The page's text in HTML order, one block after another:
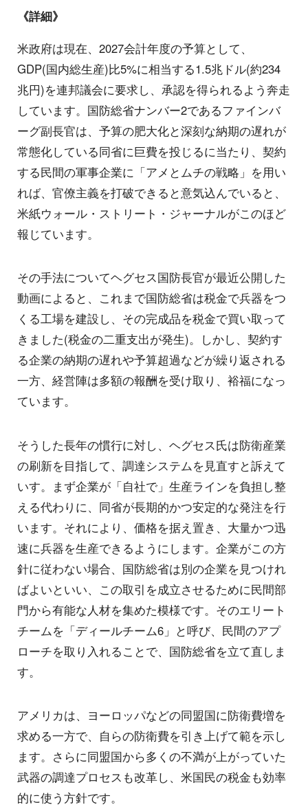
《詳細》
米政府は現在、2027会計年度の予算として、
GDP(国内総生産)比5%に相当する1.5兆ドル(約234
兆円)を連邦議会に要求し、承認を得られるよう奔走
しています。国防総省ナンバー2であるファインバ
ーグ副長官は、予算の肥大化と深刻な納期の遅れが
常態化している同省に巨費を投じるに当たり、契約
する民間の軍事企業に「アメとムチの戦略」を用い
れば、官僚主義を打破できると意気込んでいると、
米紙ウォール・ストリート・ジャーナルがこのほど
報じています。
その手法についてヘグセス国防長官が最近公開した
動画によると、これまで国防総省は税金で兵器をつ
くる工場を建設し、その完成品を税金で買い取って
きました(税金の二重支出が発生)。しかし、契約す
る企業の納期の遅れや予算超過などが繰り返される
一方、経営陣は多額の報酬を受け取り、裕福になっ
ています。
そうした長年の慣行に対し、ヘグセス氏は防衛産業
の刷新を目指して、調達システムを見直すと訴えて
いす。まず企業が「自社で」生産ラインを負担し整
える代わりに、同省が長期的かつ安定的な発注を行
います。それにより、価格を据え置き、大量かつ迅
速に兵器を生産できるようにします。企業がこの方
針に従わない場合、国防総省は別の企業を見つけれ
ばよいといい、この取引を成立させるために民間部
門から有能な人材を集めた模様です。そのエリート
チームを「ディールチーム6」と呼び、民間のアプ
ローチを取り入れることで、国防総省を立て直しま
す。
アメリカは、ヨーロッパなどの同盟国に防衛費増を
求める一方で、自らの防衛費を引き上げて範を示し
ます。さらに同盟国から多くの不満が上がっていた
武器の調達プロセスも改革し、米国民の税金も効率
的に使う方針です。